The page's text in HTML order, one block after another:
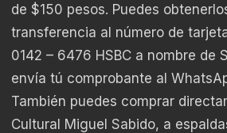
de $150 pesos. Puedes
transferencia al número de
0142 – 6476 HSBC a nombre de
envía tú comprobante al
También puedes comprar
Cultural Miguel Sabido, a